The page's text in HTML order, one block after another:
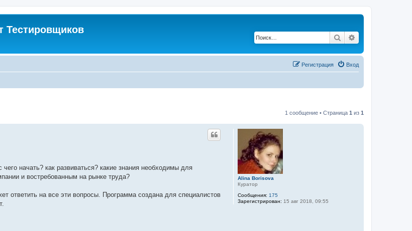
Тестировщиков
Поиск
Вход
Регистрация
1 сообщение • Страница 1 из 1
Alina Borisova
Куратор
Сообщения: 175
Зарегистрирован: 15 авг 2018, 09:55
начать? как развиваться? какие знания необходимы для
и востребованным на рынке труда?
ответить на все эти вопросы. Программа создана для специалистов